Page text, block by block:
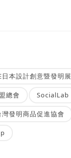
日本設計創意暨發明展
總會 SocialLab
灣發明商品促進協會